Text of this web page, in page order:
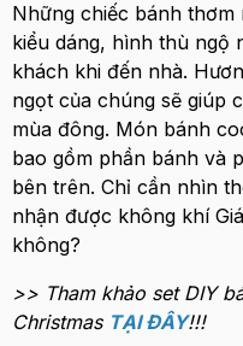
Những chiếc bánh
kiểu dáng, hình thù ngộ
khách khi đến nhà.
ngọt của chúng sẽ giúp
mùa đông. Món bánh
bao gồm phần bánh và
bên trên. Chỉ cần nhìn
nhận được không khí
không?
>> Tham khảo set DIY
Christmas TẠI ĐÂY!!!